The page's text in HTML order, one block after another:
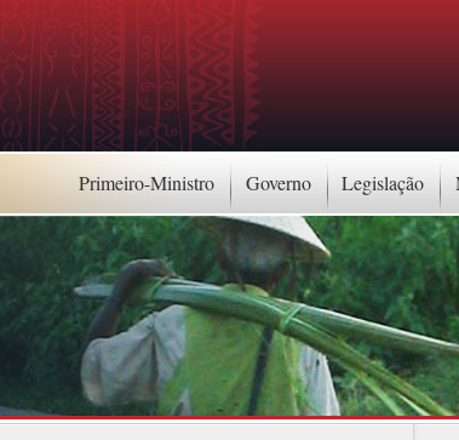
Primeiro-Ministro Governo Legislação